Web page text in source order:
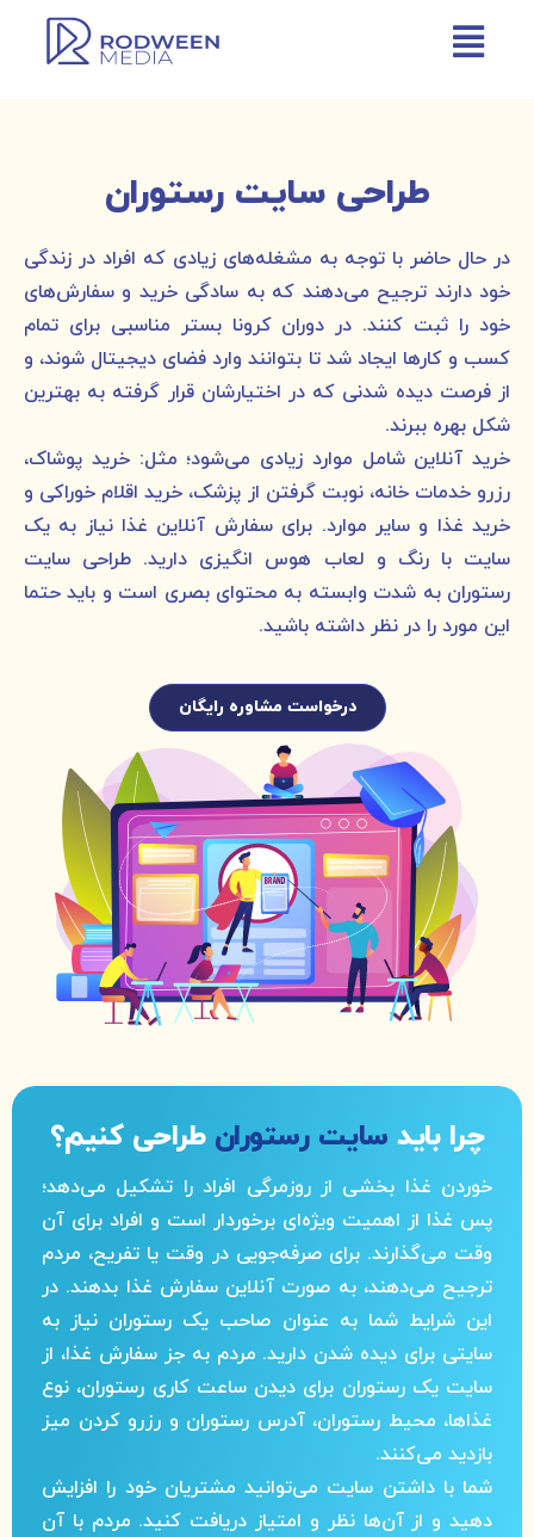
طراحی سایت رستوران
در حال حاضر با توجه به مشغله‌های زیادی که افراد در زندگی
خود دارند ترجیح می‌دهند که به سادگی خرید و سفارش‌های
خود را ثبت کنند. در دوران کرونا بستر مناسبی برای تمام
کسب و کارها ایجاد شد تا بتوانند وارد فضای دیجیتال شوند، و
از فرصت دیده شدنی که در اختیارشان قرار گرفته به بهترین
شکل بهره ببرند.
خرید آنلاین شامل موارد زیادی می‌شود؛ مثل: خرید پوشاک،
رزرو خدمات خانه، نوبت گرفتن از پزشک، خرید اقلام خوراکی و
خرید غذا و سایر موارد. برای سفارش آنلاین غذا نیاز به یک
سایت با رنگ و لعاب هوس انگیزی دارید. طراحی سایت
رستوران به شدت وابسته به محتوای بصری است و باید حتما
این مورد را در نظر داشته باشید.
درخواست مشاوره رایگان
چرا باید سایت رستوران طراحی کنیم؟
خوردن غذا بخشی از روزمرگی افراد را تشکیل می‌دهد؛
پس غذا از اهمیت ویژه‌ای برخوردار است و افراد برای آن
وقت می‌گذارند. برای صرفه‌جویی در وقت یا تفریح، مردم
ترجیح می‌دهند، به صورت آنلاین سفارش غذا بدهند. در
این شرایط شما به عنوان صاحب یک رستوران نیاز به
سایتی برای دیده شدن دارید. مردم به جز سفارش غذا، از
سایت یک رستوران برای دیدن ساعت کاری رستوران، نوع
غذاها، محیط رستوران، آدرس رستوران و رزرو کردن میز
بازدید می‌کنند.
شما با داشتن سایت می‌توانید مشتریان خود را افزایش
دهید و از آن‌ها نظر و امتیاز دریافت کنید. مردم با آن